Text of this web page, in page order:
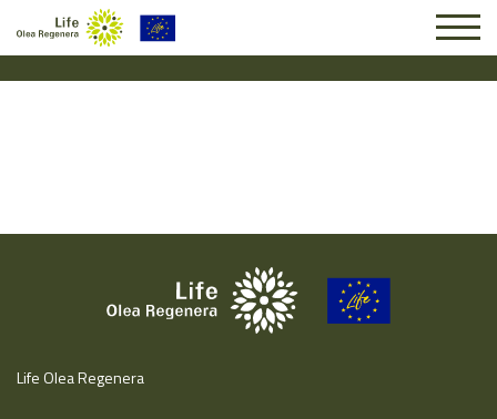
Solicitud #25416
Life Olea Regenera